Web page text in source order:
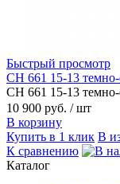
Быстрый просмотр
CH 661 15-13
CH 661 15-13
10 900 руб. / шт
В корзину
Купить в 1 клик В
К сравнению
Каталог